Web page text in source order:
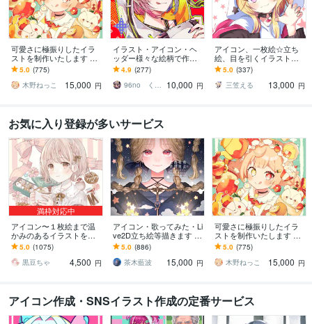
可愛さに極振りしたイラ
ストを制作いたします ★
商用利用＆二次利用込
み！ミニキャラは小物２
点まで無料！★
5.0 (775)
木野ねっこ
15,000 円
イラスト・アイコン・ヘ
ッダー様々な絵柄で作成
します 商用可！似顔絵・
ブログ・インスタ・動画
配信サムネ等用途様々！
4.9 (277)
96no くろの
10,000 円
アイコン、一枚絵☆立ち
絵、目を引くイラスト描
きます イリアム、サム
ネ、live2D、YouTube、歌
ってみたも
5.0 (337)
三笠える
13,000 円
お気に入り登録が多いサービス
満枠対応中
アイコン〜１枚絵まで温
かみのあるイラストを描
きます ★ココナラ自体が
初めての方も、お気軽に
ご相談ください♪★
5.0 (1075)
黒豆ちゃ
4,500 円
アイコン・歌ってみた・Li
ve2D立ち絵等描きます ち
びキャラや配信用イラス
ト等、幅広く制作してい
ます！
5.0 (886)
茶木藍波
15,000 円
可愛さに極振りしたイラ
ストを制作いたします ★
商用利用＆二次利用込
み！ミニキャラは小物２
点まで無料！★
5.0 (775)
木野ねっこ
15,000 円
アイコン作成・SNSイラスト作成の定番サービス